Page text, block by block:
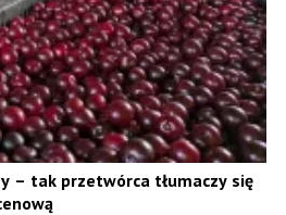
– tak przetwórca tłumaczy się